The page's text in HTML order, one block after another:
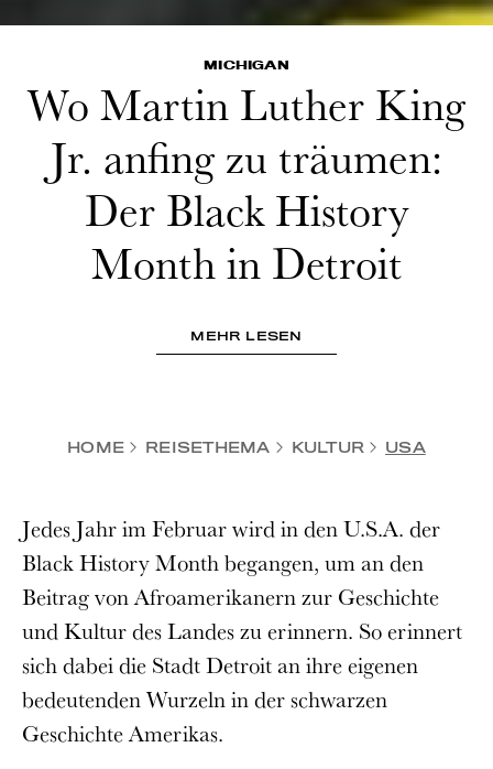
MICHIGAN
Wo Martin Luther King
Jr. anfing zu träumen:
Der Black History
Month in Detroit
MEHR LESEN
HOME REISETHEMA KULTUR USA
Jedes Jahr im Februar wird in den U.S.A. der
Black History Month begangen, um an den
Beitrag von Afroamerikanern zur Geschichte
und Kultur des Landes zu erinnern. So erinnert
sich dabei die Stadt Detroit an ihre eigenen
bedeutenden Wurzeln in der schwarzen
Geschichte Amerikas.